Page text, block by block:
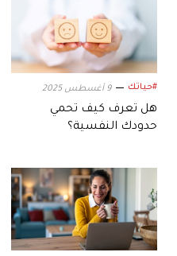
#حياتك 9 أغسطس 2025
هل تعرف كيف تحمي
حدودك النفسية؟